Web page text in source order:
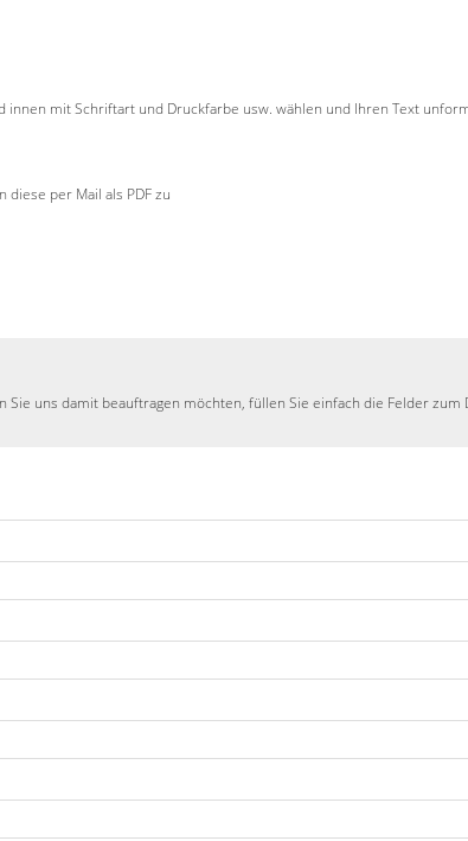
mit Schriftart und Druckfarbe usw. wählen und Ihren Text
per Mail als PDF zu
uns damit beauftragen möchten, füllen Sie einfach die Felder